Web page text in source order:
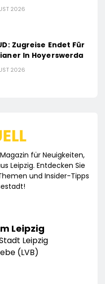
2026
Zugreise Endet Für
In Hoyerswerda
2026
für Neuigkeiten,
Leipzig. Entdecken Sie
und Insider-Tipps
Leipzig
Leipzig
(LVB)